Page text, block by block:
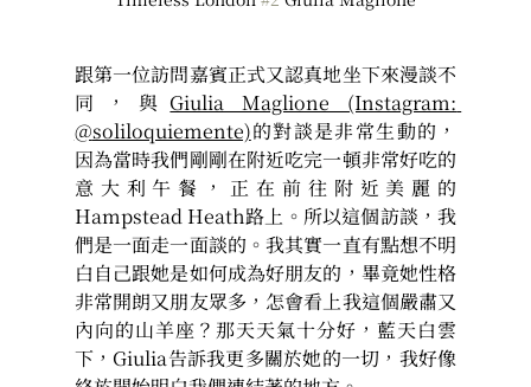
跟第一位訪問嘉賓正式又認真地坐下來漫談不
同，與 Giulia Maglione (Instagram:
@soliloquiemente)的對談是非常生動的，
因為當時我們剛剛在附近吃完一頓非常好吃的
意大利午餐，正在前往附近美麗的
Hampstead Heath路上。所以這個訪談，我
們是一面走一面談的。我其實一直有點想不明
白自己跟她是如何成為好朋友的，畢竟她性格
非常開朗又朋友眾多，怎會看上我這個嚴肅又
內向的山羊座？那天天氣十分好，藍天白雲
下，Giulia告訴我更多關於她的一切，我好像